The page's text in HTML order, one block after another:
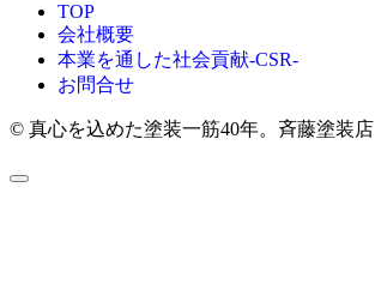
TOP
会社概要
本業を通した社会貢献-CSR-
お問合せ
© 真心を込めた塗装一筋40年。斉藤塗装店